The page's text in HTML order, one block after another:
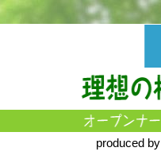
produced by